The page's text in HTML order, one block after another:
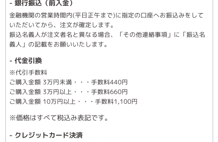
- 銀行振込（前入金）
金融機関の営業時間内(平日正午まで)に指定の口座へお振込みをして
いただいてから、注文が確定します。
振込名義人が注文者名と異なる場合、「その他連絡事項」に「振込名
義人」の記載をお願いいたします。
- 代金引換
※代引手数料
ご購入金額 3万円未満・・・手数料440円
ご購入金額 3万円以上・・・手数料660円
ご購入金額 10万円以上・・・手数料1,100円
※価格はすべて税込み表記です。
- クレジットカード決済